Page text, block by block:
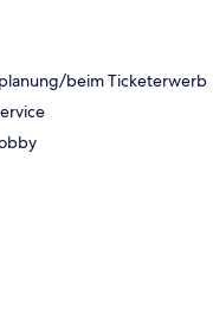
beim Ticketerwerb